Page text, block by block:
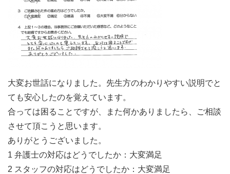
大変お世話になりました。先生方のわかりやすい説明でと
ても安心したのを覚えています。
合っては困ることですが、また何かありましたら、ご相談
させて頂こうと思います。
ありがとうございました。
1 弁護士の対応はどうでしたか：大変満足
2 スタッフの対応はどうでしたか：大変満足